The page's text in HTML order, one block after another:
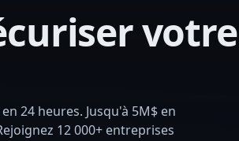
votre
24 heures. Jusqu'à 5M$ en
12 000+ entreprises